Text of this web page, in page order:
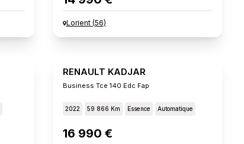
Lorient(56)
RENAULT KADJAR
Business Tce 140 Edc Fap
2022 59 866 Km Essence Automatique
16 990 €